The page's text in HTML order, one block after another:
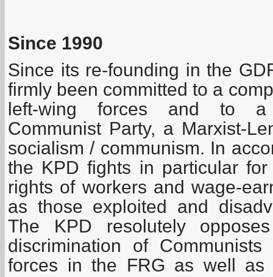
Since 1990
Since its re-founding in the
firmly been committed to a
left-wing forces and to a
Communist Party, a Marxist-
socialism / communism. In
the KPD fights in particular
rights of workers and wage-
as those exploited and
The KPD resolutely
discrimination of
forces in the FRG as well as